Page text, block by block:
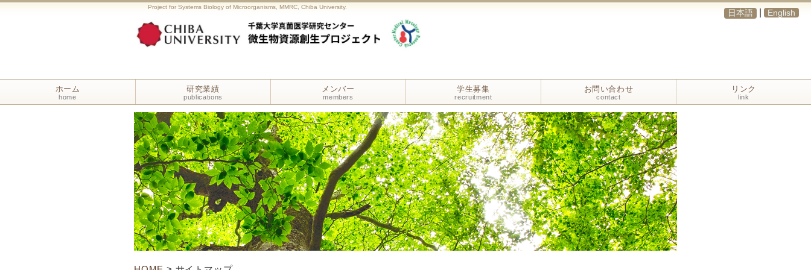
日本語 English
Project for Systems Biology of Microorganisms, MMRC, Chiba University.
ホーム
home
研究業績
publications
メンバー
members
学生募集
recruitment
お問い合わせ
contact
リンク
link